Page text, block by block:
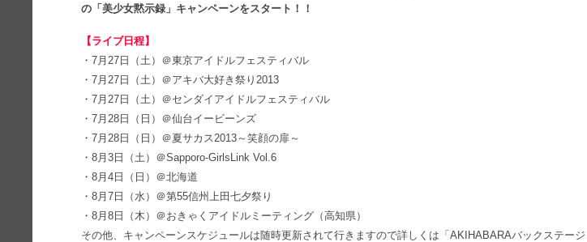
の「美少女黙示録」キャンペーンをスタート！！
【ライブ日程】
・7月27日（土）＠東京アイドルフェスティバル
・7月27日（土）＠アキバ大好き祭り2013
・7月27日（土）＠センダイアイドルフェスティバル
・7月28日（日）＠仙台イービーンズ
・7月28日（日）＠夏サカス2013～笑顔の扉～
・8月3日（土）＠Sapporo-GirlsLink Vol.6
・8月4日（日）＠北海道
・8月7日（水）＠第55信州上田七夕祭り
・8月8日（木）＠おきゃくアイドルミーティング（高知県）
その他、キャンペーンスケジュールは随時更新されて行きますので詳しくは「AKIHABARAバックステージ